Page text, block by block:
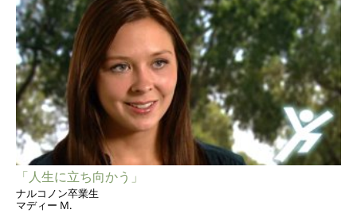
「人生に立ち向かう」
ナルコノン卒業生
マディー M.